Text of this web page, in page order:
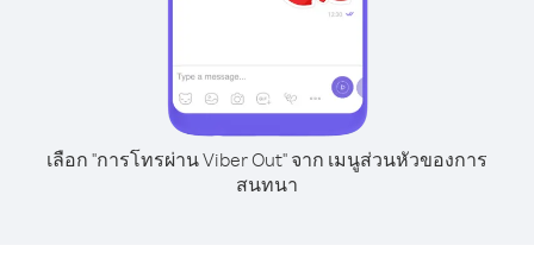
เลือก "การโทรผ่าน Viber Out" จาก เมนูส่วนหัวของการ
สนทนา